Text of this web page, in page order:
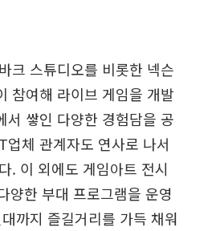
크 스튜디오를 비롯한 넥슨
참여해 라이브 게임을 개발
서 쌓인 다양한 경험담을 공
체 관계자도 연사로 나서
. 이 외에도 게임아트 전시
양한 부대 프로그램을 운영
까지 즐길거리를 가득 채워